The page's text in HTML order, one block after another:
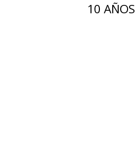
10 AÑOS